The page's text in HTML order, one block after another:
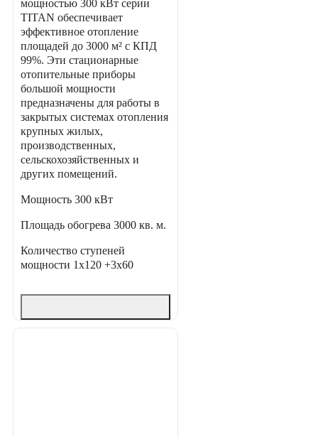
мощностью 300 кВт серии
TITAN обеспечивает
эффективное отопление
площадей до 3000 м² с КПД
99%. Эти стационарные
отопительные приборы
большой мощности
предназначены для работы в
закрытых системах отопления
крупных жилых,
производственных,
сельскохозяйственных и
других помещений.
Мощность 300 кВт
Площадь обогрева 3000 кв. м.
Количество ступеней
мощности 1х120 +3х60